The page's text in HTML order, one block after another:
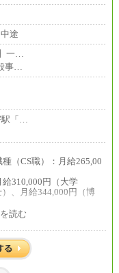
途
一…
事…
駅「…
（CS職）：月給265,00
給310,000円（大学
、月給344,000円（博
学院修了者は大学卒の
読む